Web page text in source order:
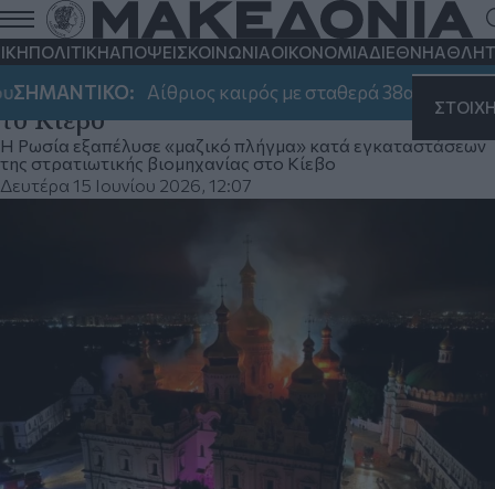
ΠΟΛΙΤΙΚΗΑΠΟΨΕΙΣΚΟΙΝΩΝΙΑΟΙΚΟΝΟΜΙΑΔΙΕΘΝΗ
Αίθριος καιρός με σταθερά 38αρια - Που
Ουκρανία: Στόχος πυραύλου έγινε
καθεδρικός ναός της Κοιμήσεως της
Θεοτόκου - Ρωσικά πυρά πλήττουν και
το Κίεβο
Η Ρωσία εξαπέλυσε «μαζικό πλήγμα» κατά εγκαταστάσεων
της στρατιωτικής βιομηχανίας στο Κίεβο
Δευτέρα 15 Ιουνίου 2026, 12:07